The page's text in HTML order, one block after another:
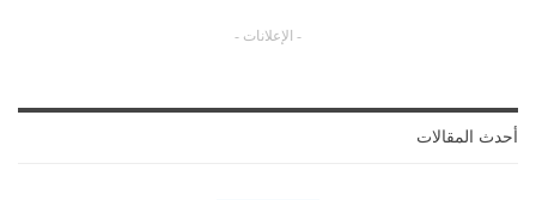
- الإعلانات -
أحدث المقالات